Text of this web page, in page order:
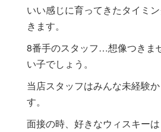
いい感じに育ってきたタイミ
きます。
8番手のスタッフ…想像つきま
い子でしょう。
当店スタッフはみんな未経験
す。
面接の時、好きなウィスキーは